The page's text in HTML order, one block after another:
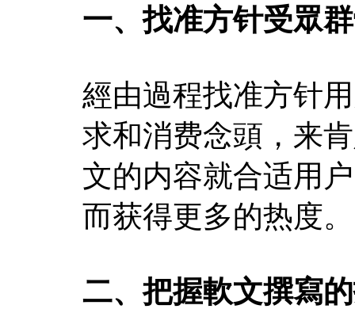
一、找准方针受眾
經由過程找准方针
求和消费念頭，来
文的内容就合适用
而获得更多的热度。
二、把握軟文撰寫